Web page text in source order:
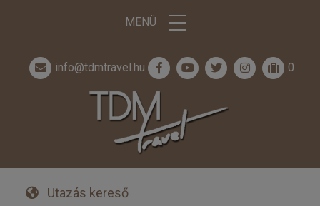
MENÜ
info@tdmtravel.hu 0
Utazás kereső